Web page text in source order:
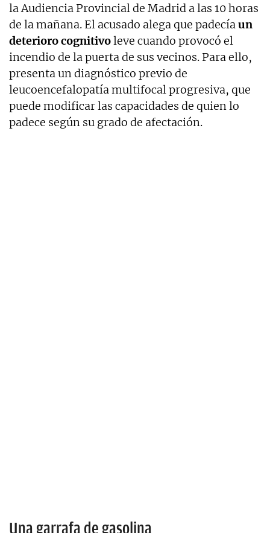
la Audiencia Provincial de Madrid a las 10 horas
de la mañana. El acusado alega que padecíaun
deterioro cognitivoleve cuando provocó el
incendio de la puerta de sus vecinos. Para ello,
presenta un diagnóstico previo de
leucoencefalopatía multifocal progresiva, que
puede modificar las capacidades de quien lo
padece según su grado de afectación.
Una garrafa de gasolina